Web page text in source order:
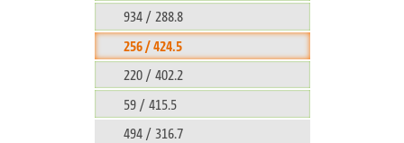
934 / 288.8
256 / 424.5
220 / 402.2
59 / 415.5
494 / 316.7